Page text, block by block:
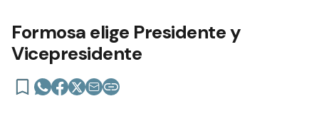
Formosa elige Presidente y
Vicepresidente